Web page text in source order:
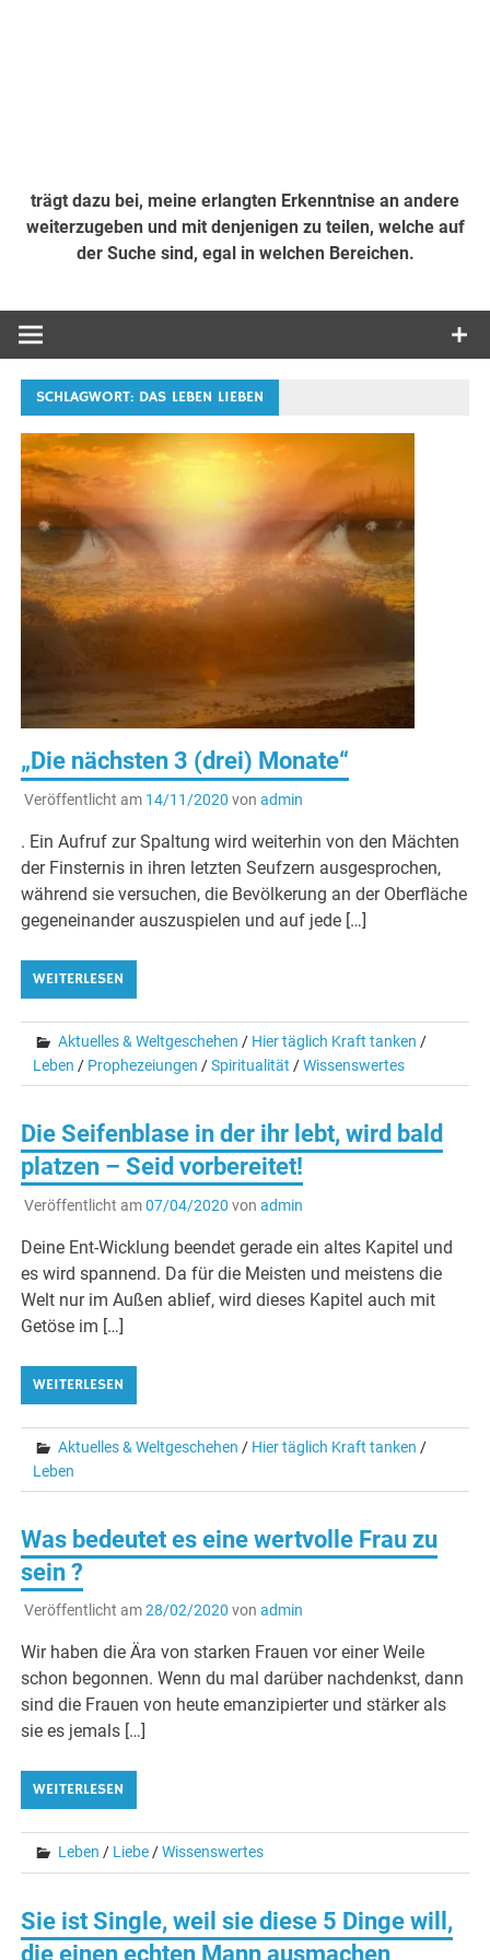
trägt dazu bei, meine erlangten Erkenntnise an andere
weiterzugeben und mit denjenigen zu teilen, welche auf
der Suche sind, egal in welchen Bereichen.
SCHLAGWORT: DAS LEBEN LIEBEN
„Die nächsten 3 (drei) Monate“
Veröffentlicht am 14/11/2020 von admin
. Ein Aufruf zur Spaltung wird weiterhin von den Mächten
der Finsternis in ihren letzten Seufzern ausgesprochen,
während sie versuchen, die Bevölkerung an der Oberfläche
gegeneinander auszuspielen und auf jede […]
WEITERLESEN
Aktuelles & Weltgeschehen / Hier täglich Kraft tanken /
Leben / Prophezeiungen /Spiritualität /Wissenswertes
Die Seifenblase in der ihr lebt, wird bald
platzen – Seid vorbereitet!
Veröffentlicht am07/04/2020 von admin
Deine Ent-Wicklung beendet gerade ein altes Kapitel und
es wird spannend. Da für die Meisten und meistens die
Welt nur im Außen ablief, wird dieses Kapitel auch mit
Getöse im […]
WEITERLESEN
Aktuelles & Weltgeschehen / Hier täglich Kraft tanken /
Leben
Was bedeutet es eine wertvolle Frau zu
sein ?
Veröffentlicht am28/02/2020 von admin
Wir haben die Ära von starken Frauen vor einer Weile
schon begonnen. Wenn du mal darüber nachdenkst, dann
sind die Frauen von heute emanzipierter und stärker als
sie es jemals […]
WEITERLESEN
Leben / Liebe/Wissenswertes
Sie ist Single, weil sie diese 5 Dinge will,
die einen echten Mann ausmachen